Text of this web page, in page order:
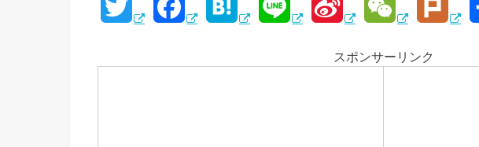
i c t n n C u
スポンサーリンク